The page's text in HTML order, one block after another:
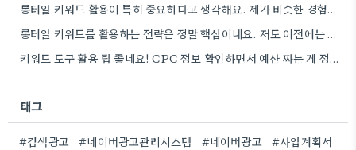
롱테일 키워드 활용이 특히 중요하다고 생각해요. 제가 비슷한 경험을 할 때, 너무 일반적인 키워드에 집중했더니…
롱테일 키워드를 활용하는 전략은 정말 핵심이네요. 저도 이전에는 너무 넓은 범위의 키워드에 집중해서 예산을 낭비했던…
키워드 도구 활용 팁 좋네요! CPC 정보 확인하면서 예산 짜는 게 정말 중요할 것 같아요.
태그
#검색광고 #네이버광고관리시스템 #네이버광고
#사업계획서